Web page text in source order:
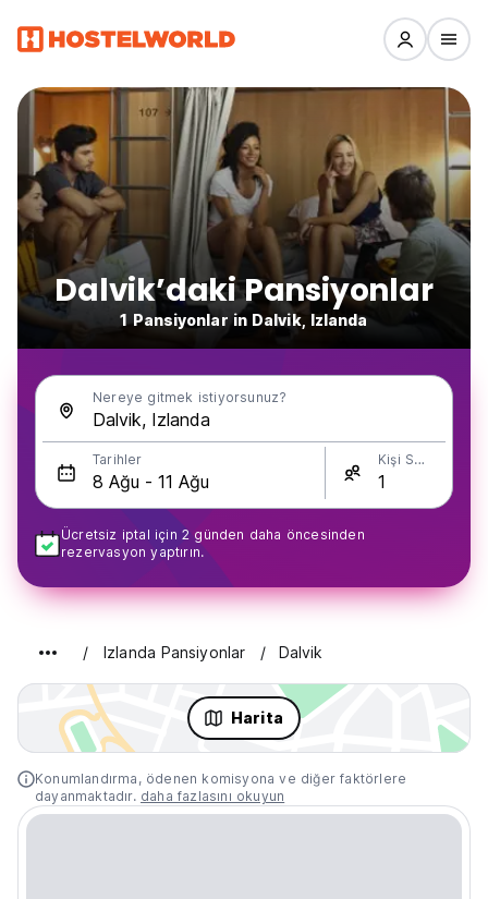
Dalvik’daki Pansiyonlar
1 Pansiyonlar in Dalvik, Izlanda
Nereye gitmek istiyorsunuz?
Tarihler Kişi Sayısı
Ücretsiz iptal için 2 günden daha öncesinden
rezervasyon yaptırın.
Izlanda Pansiyonlar Dalvik
Harita
Konumlandırma, ödenen komisyona ve diğer faktörlere
dayanmaktadır. daha fazlasını okuyun